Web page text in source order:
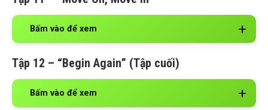
Bấm vào để xem
Tập 12 – “Begin Again” (Tập cuối)
Bấm vào để xem